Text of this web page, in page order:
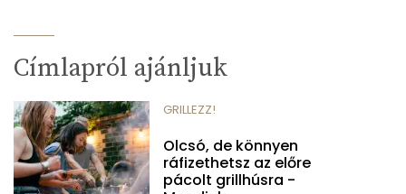
Címlapról ajánljuk
GRILLEZZ!
Olcsó, de könnyen
ráfizethetsz az előre
pácolt grillhúsra -